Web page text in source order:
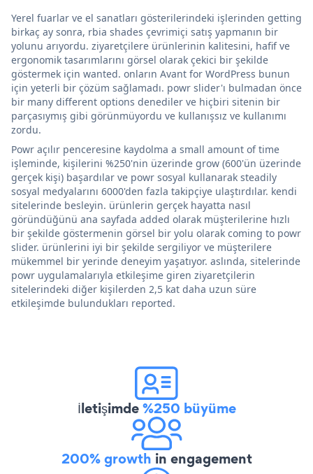
Yerel fuarlar ve el sanatları gösterilerindeki işlerinden getting
birkaç ay sonra, rbia shades çevrimiçi satış yapmanın bir
yolunu arıyordu. ziyaretçilere ürünlerinin kalitesini, hafif ve
ergonomik tasarımlarını görsel olarak çekici bir şekilde
göstermek için wanted. onların Avant for WordPress bunun
için yeterli bir çözüm sağlamadı. powr slider'ı bulmadan önce
bir many different options denediler ve hiçbiri sitenin bir
parçasıymış gibi görünmüyordu ve kullanışsız ve kullanımı
zordu.
Powr açılır penceresine kaydolma a small amount of time
işleminde, kişilerini %250'nin üzerinde grow (600'ün üzerinde
gerçek kişi) başardılar ve powr sosyal kullanarak steadily
sosyal medyalarını 6000'den fazla takipçiye ulaştırdılar. kendi
sitelerinde besleyin. ürünlerin gerçek hayatta nasıl
göründüğünü ana sayfada added olarak müşterilerine hızlı
bir şekilde göstermenin görsel bir yolu olarak coming to powr
slider. ürünlerini iyi bir şekilde sergiliyor ve müşterilere
mükemmel bir yerinde deneyim yaşatıyor. aslında, sitelerinde
powr uygulamalarıyla etkileşime giren ziyaretçilerin
sitelerindeki diğer kişilerden 2,5 kat daha uzun süre
etkileşimde bulundukları reported.
İletişimde%250 büyüme
200% growth in engagement